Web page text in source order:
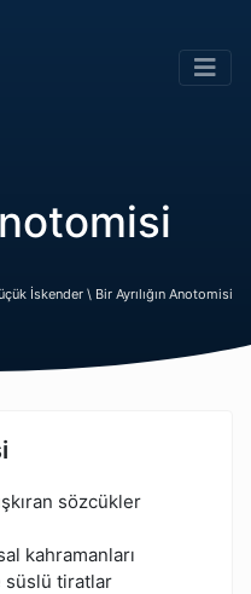
İskender \ Bir Ayrılığın Anotomisi
sözcükler
kahramanları
süslü tiratlar